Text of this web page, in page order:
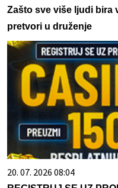
Zašto sve više ljudi bira
pretvori u druženje
20. 07. 2026 08:04